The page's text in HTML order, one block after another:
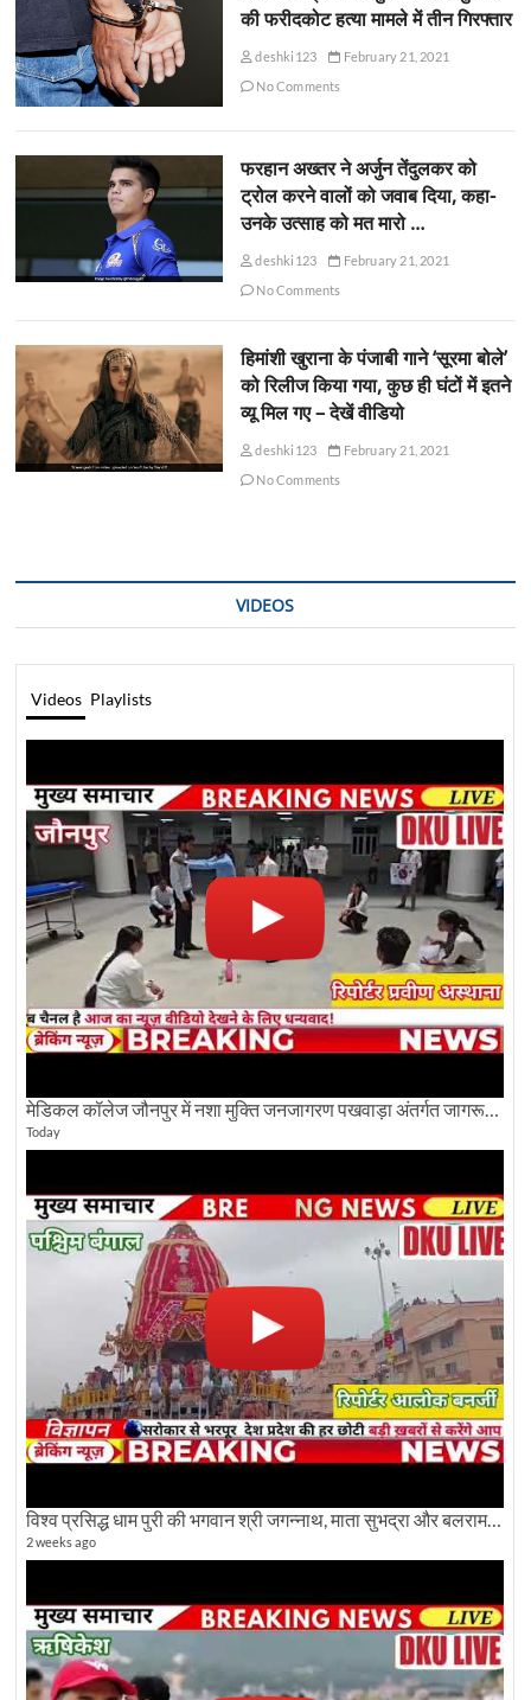
की फरीदकोट हत्या मामले में तीन गिरफ्तार
deshki123
February 21, 2021
No Comments
फरहान अख्तर ने अर्जुन तेंदुलकर को
ट्रोल करने वालों को जवाब दिया, कहा-
उनके उत्साह को मत मारो …
deshki123
February 21, 2021
No Comments
हिमांशी खुराना के पंजाबी गाने ‘सूरमा बोले’
को रिलीज किया गया, कुछ ही घंटों में इतने
व्यू मिल गए – देखें वीडियो
deshki123
February 21, 2021
No Comments
VIDEOS
Videos Playlists
मेडिकल कॉलेज जौनपुर में नशा मुक्ति जनजागरण पखवाड़ा अंतर्गत जागरूकता कार्यक्रम आयोजित
Today
विश्व प्रसिद्ध धाम पुरी की भगवान श्री जगन्नाथ, माता सुभद्रा और बलराम जी की भव्य शोभा यात्रा देखिए
2 weeks ago